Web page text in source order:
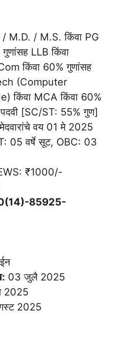
M.D. / M.S. किंवा PG
LLB किंवा
किंवा 60% गुणांसह
(Computer
किंवा MCA किंवा 60%
पदवी [SC/ST: 55% गुण]
वय 01 मे 2025
05 वर्षे सूट, OBC: 03
₹1000/-
85925-
03 जुलै 2025
2025
2025